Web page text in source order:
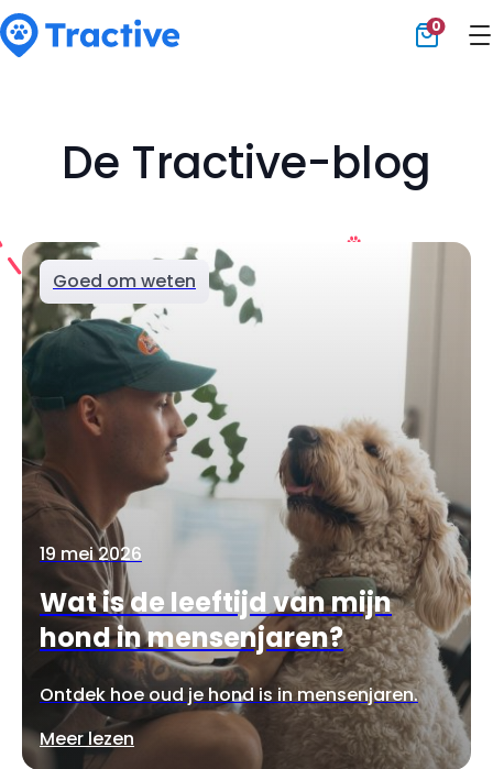
0
De Tractive-blog
Goed om weten
19 mei 2026
Wat is de leeftijd van mijn
hond in mensenjaren?
Ontdek hoe oud je hond is in mensenjaren.
Meer lezen